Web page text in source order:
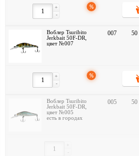
-
+ %
Воблер Tsuribito
Jerkbait 50F-DR,
цвет №007
007 50
-
+ %
Воблер Tsuribito
Jerkbait 50F-DR,
цвет №005
есть в городах
005 50
-
+